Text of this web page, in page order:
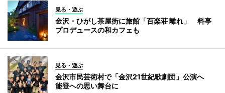
見る・遊ぶ
金沢・ひがし茶屋街に旅館「百楽荘 離れ」 料亭
プロデュースの和カフェも
見る・遊ぶ
金沢市民芸術村で「金沢21世紀歌劇団」公演へ
能登への思い舞台に